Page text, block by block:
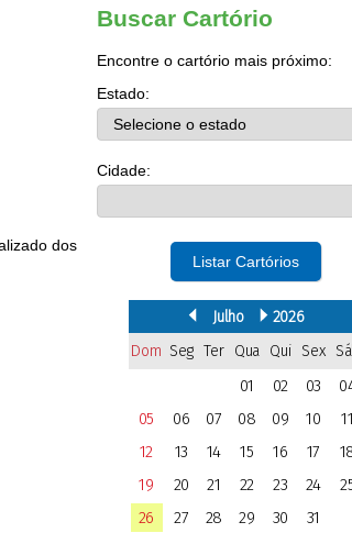
dos
Buscar Cartório
Encontre o cartório mais próximo:
Estado:
Cidade:
Listar Cartórios